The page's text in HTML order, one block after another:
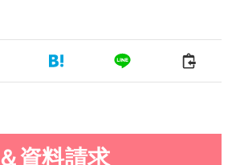
資料請求